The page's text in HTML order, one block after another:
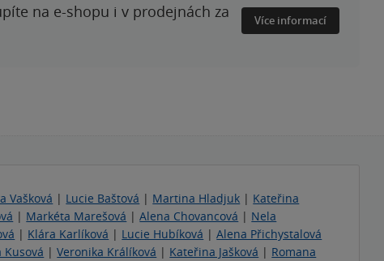
na e-shopu i v prodejnách za
Více informací
Vašková | Lucie Baštová | Martina Hladjuk | Kateřina
| Markéta Marešová |Alena Chovancová | Nela
| Klára Karlíková | Lucie Hubíková |Alena Přichystalová
Kusová |Veronika Králíková | Kateřina Jašková | Romana